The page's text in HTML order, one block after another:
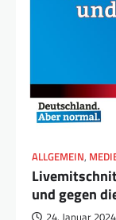
ALLGEMEIN,
und gegen
24. Januar 2024